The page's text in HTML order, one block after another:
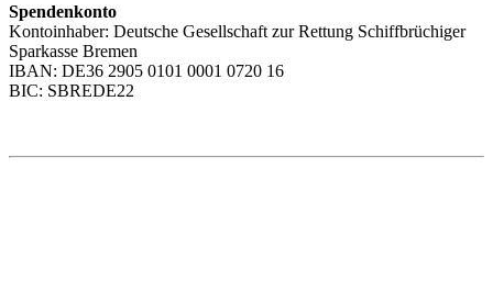
Spendenkonto
Kontoinhaber: Deutsche Gesellschaft zur Rettung Schiffbrüchiger
Sparkasse Bremen
IBAN: DE36 2905 0101 0001 0720 16
BIC: SBREDE22